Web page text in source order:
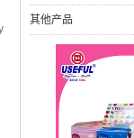
其他产品